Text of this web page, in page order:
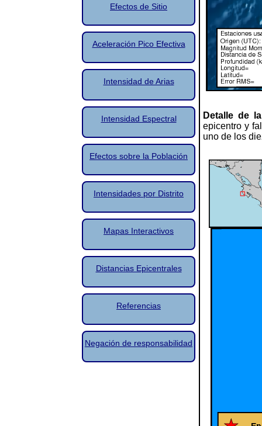
Efectos de Sitio
Aceleración Pico Efectiva
Intensidad de Arias
Intensidad Espectral
Efectos sobre la Población
Intensidades por Distrito
Mapas Interactivos
Distancias Epicentrales
Referencias
Negación de responsabilidad
Detalle de
epicentro y
uno de los